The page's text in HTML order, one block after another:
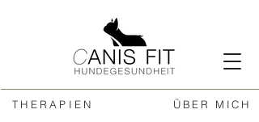
THERAPIEN
ÜBER MICH